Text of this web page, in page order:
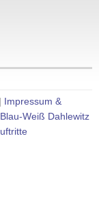
Impressum &
Weiß Dahlewitz